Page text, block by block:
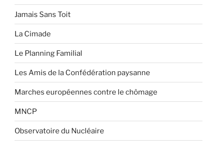
Jamais Sans Toit
La Cimade
Le Planning Familial
Les Amis de la Confédération paysanne
Marches européennes contre le chômage
MNCP
Observatoire du Nucléaire